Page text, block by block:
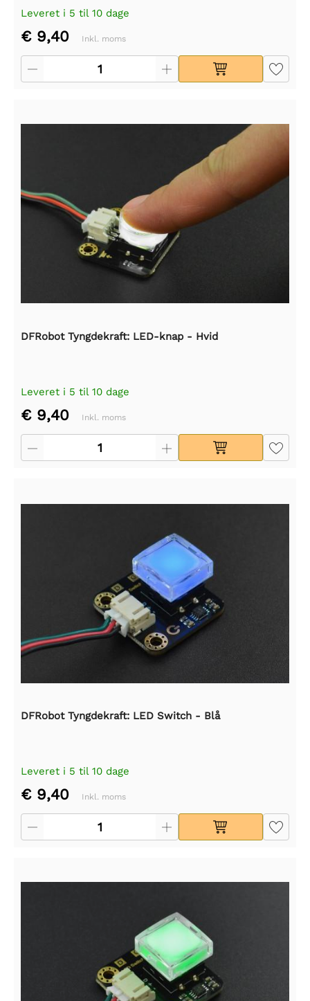
Leveret i 5 til 10 dage
€ 9,40 Inkl. moms
DFRobot Tyngdekraft: LED-knap - Hvid
Leveret i 5 til 10 dage
€ 9,40 Inkl. moms
DFRobot Tyngdekraft: LED Switch - Blå
Leveret i 5 til 10 dage
€ 9,40 Inkl. moms